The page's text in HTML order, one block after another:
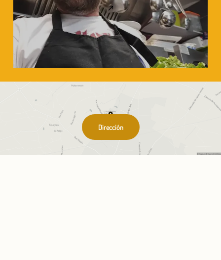
Dirección